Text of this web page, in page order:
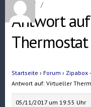
Home / /
Antwort
Thermostat
Startseite › Forum › Zipabox
Antwort auf: Virtueller
05/11/2017 um 19:55 Uhr